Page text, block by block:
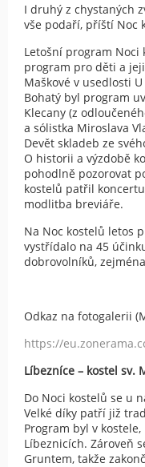
I druhý z chystaných
vše podaří, příští Noc
Letošní program
program pro děti a
Maškové v usedlosti
Bohatý byl program
Klecany (z
a sólistka Miroslava
Devět skladeb ze
O historii a výzdobě
pohodlně pozorovat
kostelů patřil
modlitba breviáře.
Na Noc kostelů letos
vystřídalo na 45
dobrovolníků,
Odkaz na fotogalerii
https://
Líbezníce – kostel sv.
Do Noci kostelů se u
Velké díky patří již
Program byl v
Líbeznicích. Zároveň
Gruntem, takže